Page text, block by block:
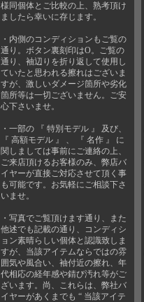
様同個体とご比較の上、熟考頂け
ましたら幸いに存じます。
・内側のコンディションもご覧の
通り。ボタン裏刻印はO。ご覧の
通り、袖辺りを折り返して使用し
ていたと思われる擦れはございま
すが、激しいダメージ箇所や劣化
箇所等は一切ございません。ご安
心下さいませ。
・一部の 『 特別モデル 』 及び、
『 高額モデル 』 、 『 名作 』 に
関しましては事前にご連絡の上、
ご来店頂けるお客様のみ、弊店バ
イヤーが直接ご対応させて頂く事
も可能です。お気軽にご相談下さ
いませ。
・写真でご覧頂けます通り、また
他述でも記載の通り、コンディシ
ョン素晴らしい個体と認識致しま
すが、当該アイテムならではの雰
囲気や風合い、袖付近の擦れ、年
代相応の経年感や錆び汚れ等がご
ざいます。尚、これらは、弊社バ
イヤーがあくまでも “ 当該アイテ